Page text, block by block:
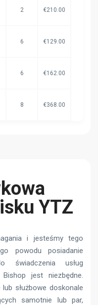
2 €210.00
6 €129.00
6 €162.00
8 €368.00
YTZ
i jesteśmy tego
powodu posiadanie
świadczenia usług
jest niezbędne.
służbowe doskonale
samotnie lub par,